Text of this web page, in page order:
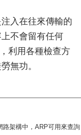
入在往來傳輸的
不會留有任何
利用各種檢查方
無功。
架構中，ARP可用來查詢